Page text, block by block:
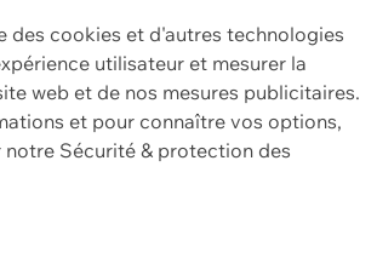
des cookies et d'autres technologies
utilisateur et mesurer la
web et de nos mesures publicitaires.
et pour connaître vos options,
notre Sécurité & protection des